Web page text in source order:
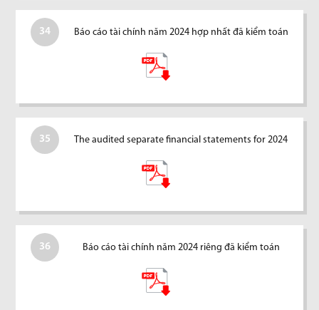
34 Báo cáo tài chính năm 2024 hợp nhất đã kiểm toán
35 The audited separate financial statements for 2024
36 Báo cáo tài chính năm 2024 riêng đã kiểm toán